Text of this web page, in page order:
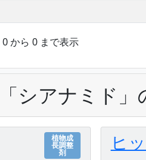
から 0 まで表示
シアナミド」
植物成
長調整
剤 ヒ